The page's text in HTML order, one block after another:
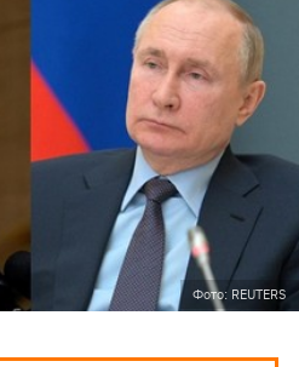
Фото: REUTERS